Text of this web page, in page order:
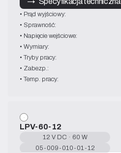
• Prąd wyjściowy:
• Sprawność:
• Napięcie wejściowe:
• Wymiary:
• Tryby pracy:
• Zabezp.:
• Temp. pracy:
LPV-60-12
12 V DC · 60 W
05-009-010-01-12